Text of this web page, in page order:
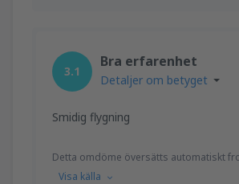
3.1
Bra erfarenhet
Detaljer om betyget
Smidig flygning
Detta omdöme översätts automatiskt
Visa källa